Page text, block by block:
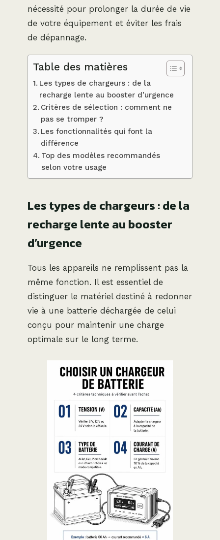
nécessité pour prolonger la durée de vie
de votre équipement et éviter les frais
de dépannage.
Table des matières
Les types de chargeurs : de la
recharge lente au booster d’urgence
Critères de sélection : comment ne
pas se tromper ?
Les fonctionnalités qui font la
différence
Top des modèles recommandés
selon votre usage
Les types de chargeurs : de la
recharge lente au booster
d’urgence
Tous les appareils ne remplissent pas la
même fonction. Il est essentiel de
distinguer le matériel destiné à redonner
vie à une batterie déchargée de celui
conçu pour maintenir une charge
optimale sur le long terme.